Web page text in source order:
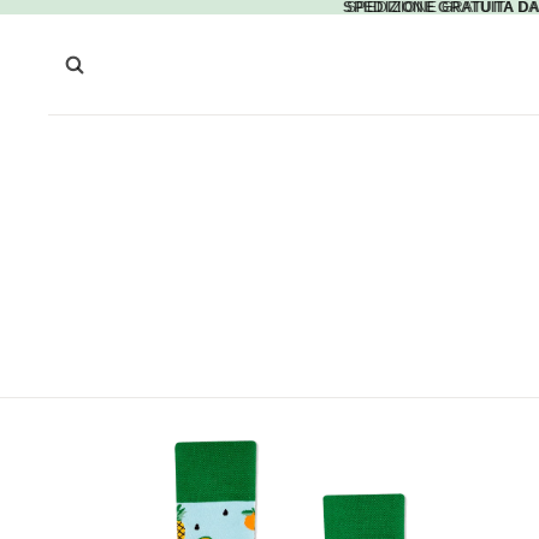
SPEDIZIONE GRATUITA
SPEDIZIONE GRATUITA